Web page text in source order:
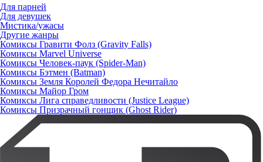
Для парней
Для девушек
Мистика/ужасы
Другие жанры
Комиксы Гравити Фолз (Gravity Falls)
Комиксы Marvel Universe
Комиксы Человек-паук (Spider-Man)
Комиксы Бэтмен (Batman)
Комиксы Земля Королей Федора Нечитайло
Комиксы Майор Гром
Комиксы Лига справедливости (Justice League)
Комиксы Призрачный гонщик (Ghost Rider)